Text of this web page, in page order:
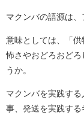
マクンバの語源は、
意味としては、「
怖さやおどろおど
うか。
マクンバを実践す
事、発送を実践する